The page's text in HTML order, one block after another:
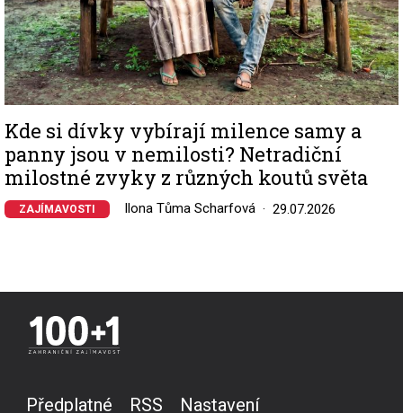
Kde si dívky vybírají milence samy a
panny jsou v nemilosti? Netradiční
milostné zvyky z různých koutů světa
ZAJÍMAVOSTI Ilona Tůma Scharfová 29.07.2026
Předplatné RSS Nastavení